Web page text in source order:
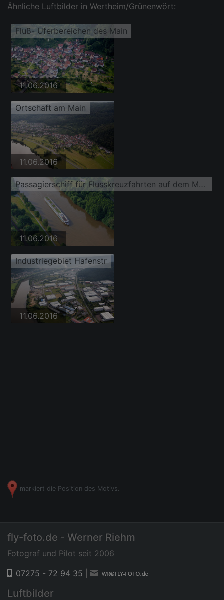
Ähnliche Luftbilder in Wertheim/Grünenwört:
Fluß- Uferbereichen des Main
11.06.2016
Ortschaft am Main
11.06.2016
Passagierschiff für Flusskreuzfahrten auf dem Main
11.06.2016
Industriegebiet Hafenstr
11.06.2016
markiert die Position des Motivs.
fly-foto.de - Werner Riehm
Fotograf und Pilot seit 2006
07275 - 72 94 35
Luftbilder